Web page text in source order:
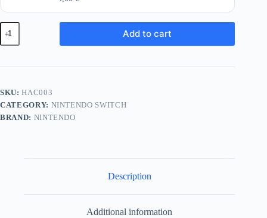
Nintendo
Switch
/
Aku
4310mAH
quantity
Add to cart
SKU:HAC003
CATEGORY: NINTENDO SWITCH
BRAND: NINTENDO
Description
Additional information